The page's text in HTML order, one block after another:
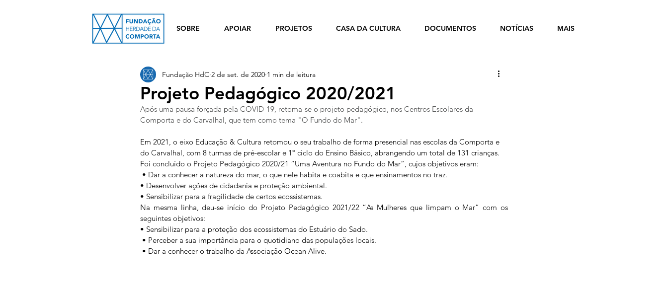
SOBRE APOIAR PROJETOS CASA DA CULTURA DOCUMENTOS NOTÍCIAS MAIS
Projeto Pedagógico 2020/2021
Fundação HdC 2 de set. de 2020 1 min de leitura
Após uma pausa forçada pela COVID-19, retoma-se o projeto pedagógico, nos Centros Escolares da
Comporta e do Carvalhal, que tem como tema "O Fundo do Mar".
Em 2021, o eixo Educação & Cultura retomou o seu trabalho de forma presencial nas escolas da Comporta e
do Carvalhal, com 8 turmas de pré-escolar e 1º ciclo do Ensino Básico, abrangendo um total de 131 crianças.
Foi concluído o Projeto Pedagógico 2020/21 “Uma Aventura no Fundo do Mar”, cujos objetivos eram:
• Dar a conhecer a natureza do mar, o que nele habita e coabita e que ensinamentos no traz.
• Desenvolver ações de cidadania e proteção ambiental.
• Sensibilizar para a fragilidade de certos ecossistemas.
Na mesma linha, deu-se início do Projeto Pedagógico 2021/22 “As Mulheres que limpam o Mar” com os
seguintes objetivos:
• Sensibilizar para a proteção dos ecossistemas do Estuário do Sado.
• Perceber a sua importância para o quotidiano das populações locais.
• Dar a conhecer o trabalho da Associação Ocean Alive.